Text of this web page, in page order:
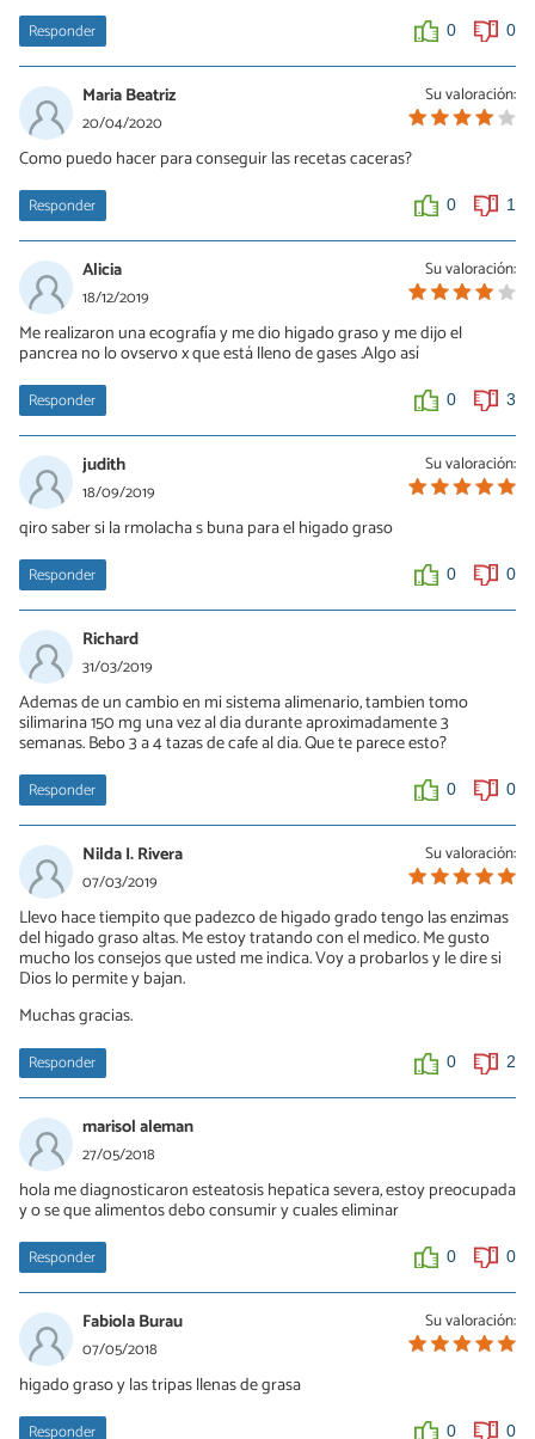
Responder 0 0
Su valoración:
Maria Beatriz
20/04/2020
Como puedo hacer para conseguir las recetas caceras?
Responder 0 1
Su valoración:
Alicia
18/12/2019
Me realizaron una ecografía y me dio higado graso y me dijo el
pancrea no lo ovservo x que está lleno de gases .Algo así
Responder 0 3
Su valoración:
judith
18/09/2019
qiro saber si la rmolacha s buna para el higado graso
Responder 0 0
Richard
31/03/2019
Ademas de un cambio en mi sistema alimenario, tambien tomo
silimarina 150 mg una vez al dia durante aproximadamente 3
semanas. Bebo 3 a 4 tazas de cafe al dia. Que te parece esto?
Responder 0 0
Su valoración:
Nilda I. Rivera
07/03/2019
Llevo hace tiempito que padezco de higado grado tengo las enzimas
del higado graso altas. Me estoy tratando con el medico. Me gusto
mucho los consejos que usted me indica. Voy a probarlos y le dire si
Dios lo permite y bajan.
Muchas gracias.
Responder 0 2
marisol aleman
27/05/2018
hola me diagnosticaron esteatosis hepatica severa, estoy preocupada
y o se que alimentos debo consumir y cuales eliminar
Responder 0 0
Su valoración:
Fabiola Burau
07/05/2018
higado graso y las tripas llenas de grasa
Responder 0 0